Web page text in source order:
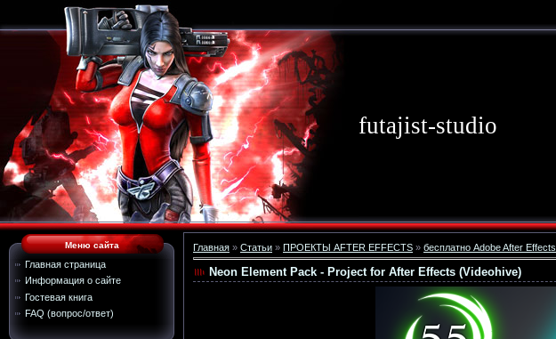
futajist-studio
Меню сайта
Главная страница
Информация о сайте
Гостевая книга
FAQ (вопрос/ответ)
Главная » Статьи » ПРОЕКТЫ AFTER EFFECTS » бесплатно Adobe After Effects
Neon Element Pack - Project for After Effects (Videohive)